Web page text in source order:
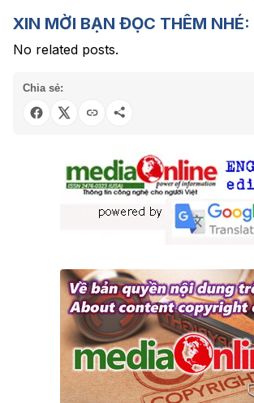
XIN MỜI BẠN ĐỌC THÊM NHÉ:
No related posts.
Chia sẻ: